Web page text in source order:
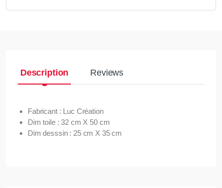
Description Reviews
Fabricant : Luc Création
Dim toile : 32 cm X 50 cm
Dim desssin : 25 cm X 35 cm